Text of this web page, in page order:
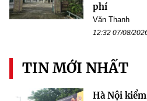
phí
Văn Thanh
12:32 07/08/
TIN MỚI NHẤT
Hà Nội